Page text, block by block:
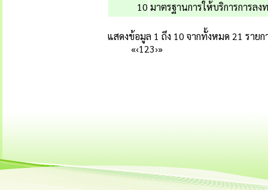
10 มาตรฐานการให้บริการการล
แสดงข้อมูล 1 ถึง 10 จากทั้งหมด 21 รายก
«‹123›»